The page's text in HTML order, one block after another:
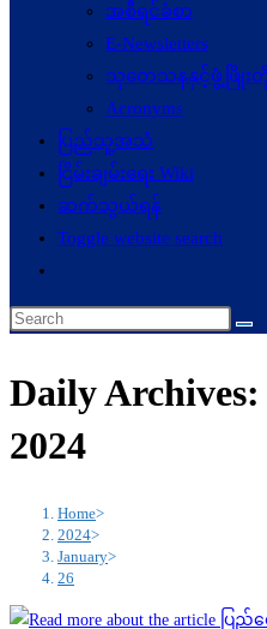
အစီရင်ခံစာ
E-Newsletters
သုတေသနနှင့်ဖွံ့ဖြိုး
Acronyms
ပြည်သူ့အသံ
ငြိမ်းချမ်းရေး Wiki
ဆက်သွယ်ရန်
Toggle website search
Daily
2024
Home>
2024>
January>
26